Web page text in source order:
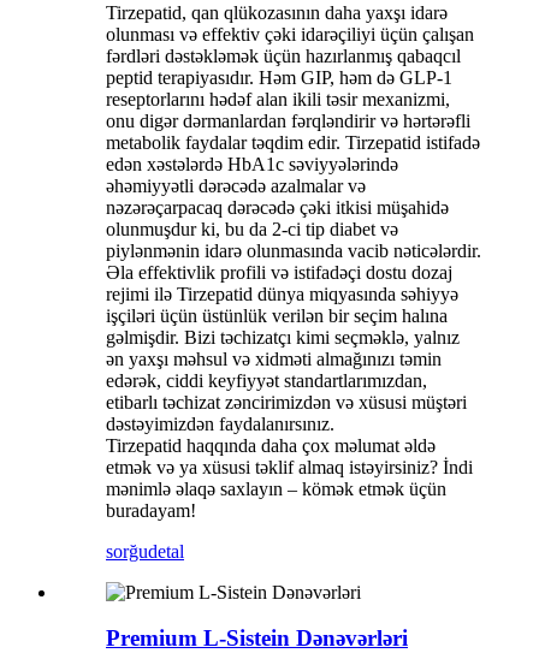
Tirzepatid, qan qlükozasının daha yaxşı idarə
olunması və effektiv çəki idarəçiliyi üçün çalışan
fərdləri dəstəkləmək üçün hazırlanmış qabaqcıl
peptid terapiyasıdır. Həm GIP, həm də GLP-1
reseptorlarını hədəf alan ikili təsir mexanizmi,
onu digər dərmanlardan fərqləndirir və hərtərəfli
metabolik faydalar təqdim edir. Tirzepatid istifadə
edən xəstələrdə HbA1c səviyyələrində
əhəmiyyətli dərəcədə azalmalar və
nəzərəçarpacaq dərəcədə çəki itkisi müşahidə
olunmuşdur ki, bu da 2-ci tip diabet və
piylənmənin idarə olunmasında vacib nəticələrdir.
Əla effektivlik profili və istifadəçi dostu dozaj
rejimi ilə Tirzepatid dünya miqyasında səhiyyə
işçiləri üçün üstünlük verilən bir seçim halına
gəlmişdir. Bizi təchizatçı kimi seçməklə, yalnız
ən yaxşı məhsul və xidməti almağınızı təmin
edərək, ciddi keyfiyyət standartlarımızdan,
etibarlı təchizat zəncirimizdən və xüsusi müştəri
dəstəyimizdən faydalanırsınız.
Tirzepatid haqqında daha çox məlumat əldə
etmək və ya xüsusi təklif almaq istəyirsiniz? İndi
mənimlə əlaqə saxlayın – kömək etmək üçün
buradayam!
sorğudetal
Premium L-Sistein Dənəvərləri